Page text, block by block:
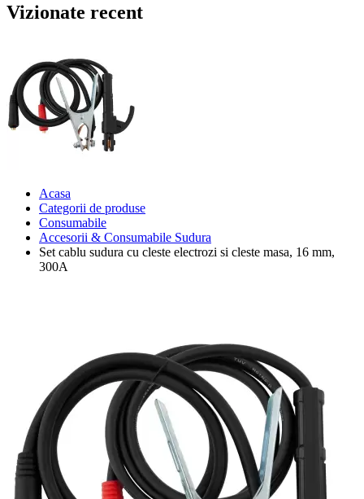
Vizionate recent
Acasa
Categorii de produse
Consumabile
Accesorii & Consumabile Sudura
Set cablu sudura cu cleste electrozi si cleste masa, 16 mm,
300A